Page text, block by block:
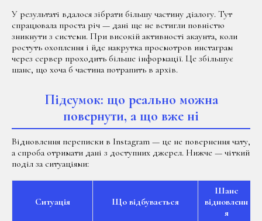
У результаті вдалося зібрати більшу частину діалогу. Тут
спрацювала проста річ — дані ще не встигли повністю
зникнути з системи. При високій активності акаунта, коли
ростуть охоплення і йде накрутка просмотров инстаграм
через сервер проходить більше інформації. Це збільшує
шанс, що хоча б частина потрапить в архів.
Підсумок: що реально можна
повернути, а що вже ні
Відновлення переписки в Instagram — це не повернення чату,
а спроба отримати дані з доступних джерел. Нижче — чіткий
поділ за ситуаціями:
Ситуація Що відбувається
Шанс
відновленн
я